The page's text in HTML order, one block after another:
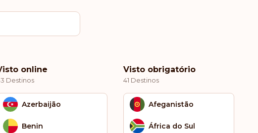
online
Destinos
Azerbaijão
Benin
Visto obrigatório
41 Destinos
Afeganistão
África do Sul